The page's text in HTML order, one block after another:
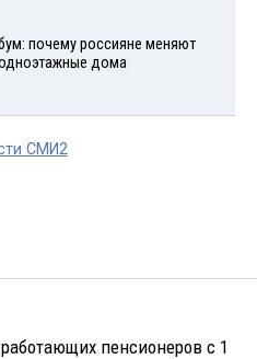
почему россияне меняют
дома
СМИ2
пенсионеров с 1